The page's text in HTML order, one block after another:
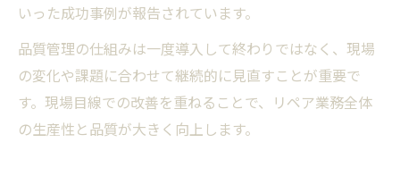
いった成功事例が報告されています。
品質管理の仕組みは一度導入して終わりではなく、現場
の変化や課題に合わせて継続的に見直すことが重要で
す。現場目線での改善を重ねることで、リペア業務全体
の生産性と品質が大きく向上します。